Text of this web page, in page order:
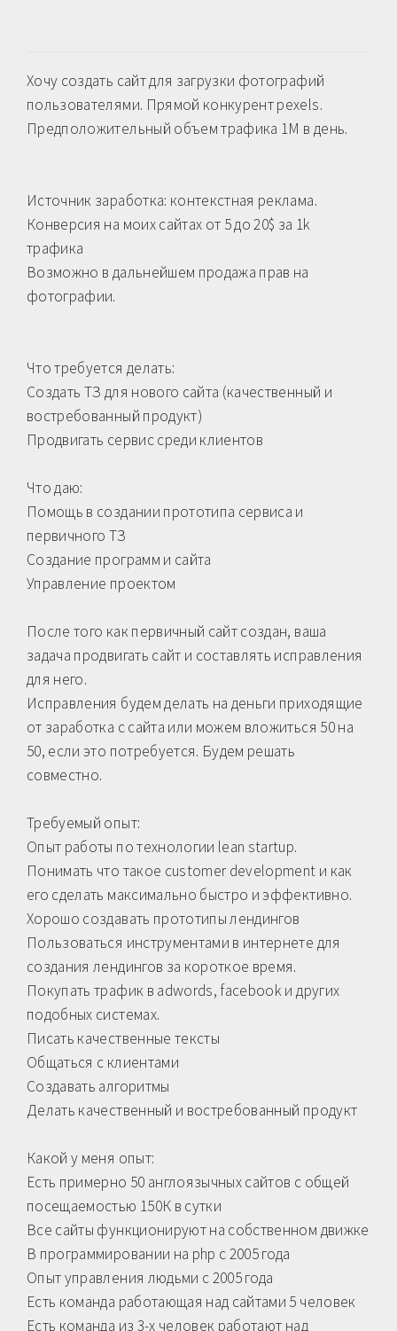
Хочу создать сайт для загрузки фотографий
пользователями. Прямой конкурент pexels.
Предположительный объем трафика 1М в день.
Источник заработка: контекстная реклама.
Конверсия на моих сайтах от 5 до 20$ за 1k
трафика
Возможно в дальнейшем продажа прав на
фотографии.
Что требуется делать:
Создать ТЗ для нового сайта (качественный и
востребованный продукт)
Продвигать сервис среди клиентов
Что даю:
Помощь в создании прототипа сервиса и
первичного ТЗ
Создание программ и сайта
Управление проектом
После того как первичный сайт создан, ваша
задача продвигать сайт и составлять исправления
для него.
Исправления будем делать на деньги приходящие
от заработка с сайта или можем вложиться 50 на
50, если это потребуется. Будем решать
совместно.
Требуемый опыт:
Опыт работы по технологии lean startup.
Понимать что такое customer development и как
его сделать максимально быстро и эффективно.
Хорошо создавать прототипы лендингов
Пользоваться инструментами в интернете для
создания лендингов за короткое время.
Покупать трафик в adwords, facebook и других
подобных системах.
Писать качественные тексты
Общаться с клиентами
Создавать алгоритмы
Делать качественный и востребованный продукт
Какой у меня опыт:
Есть примерно 50 англоязычных сайтов с общей
посещаемостью 150К в сутки
Все сайты функционируют на собственном движке
В программировании на php с 2005 года
Опыт управления людьми с 2005 года
Есть команда работающая над сайтами 5 человек
Есть команда из 3-х человек работают над